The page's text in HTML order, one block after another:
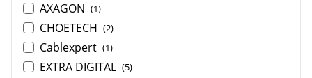
AXAGON (1)
CHOETECH (2)
Cablexpert (1)
EXTRA DIGITAL (5)